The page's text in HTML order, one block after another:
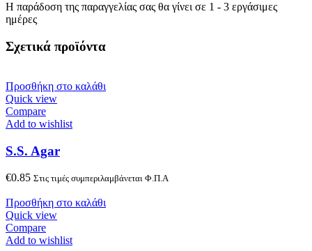
Η παράδοση της παραγγελίας σας θα γίνει σε 1 - 3 εργάσιμες
ημέρες
Σχετικά προϊόντα
Προσθήκη στο καλάθι
Quick view
Compare
Add to wishlist
S.S. Agar
€0.85 Στις τιμές συμπεριλαμβάνεται Φ.Π.Α
Προσθήκη στο καλάθι
Quick view
Compare
Add to wishlist